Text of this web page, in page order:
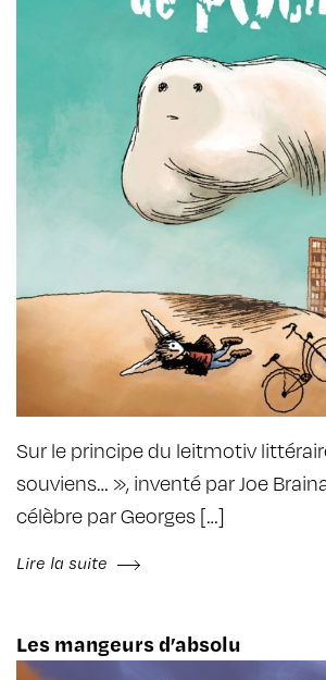
Sur le principe du leitmotiv
souviens… », inventé par Joe
célèbre par Georges […]
Lire la suite
Les mangeurs d’absolu